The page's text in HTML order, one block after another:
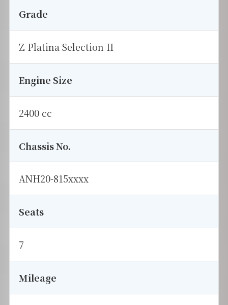
Grade
Z Platina Selection II
Engine Size
2400 cc
Chassis No.
ANH20-815xxxx
Seats
7
Mileage